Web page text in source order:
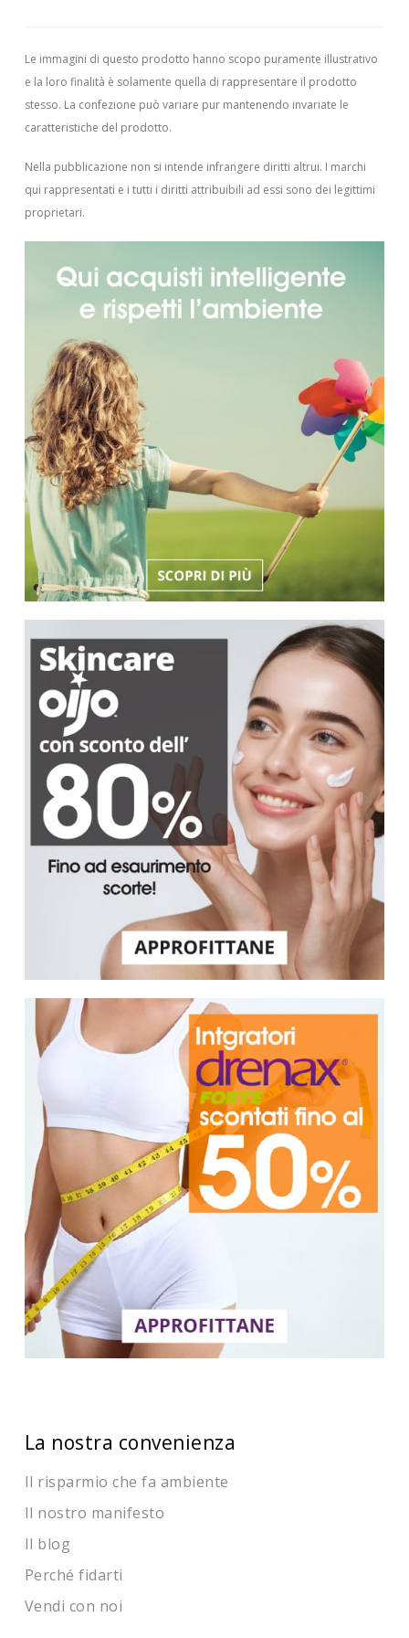
Le immagini di questo prodotto hanno scopo puramente illustrativo
e la loro finalità è solamente quella di rappresentare il prodotto
stesso. La confezione può variare pur mantenendo invariate le
caratteristiche del prodotto.
Nella pubblicazione non si intende infrangere diritti altrui. I marchi
qui rappresentati e i tutti i diritti attribuibili ad essi sono dei legittimi
proprietari.
La nostra convenienza
Il risparmio che fa ambiente
Il nostro manifesto
Il blog
Perché fidarti
Vendi con noi